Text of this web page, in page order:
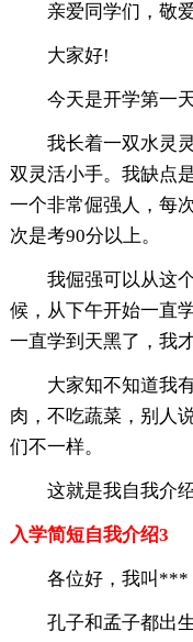
亲爱同学们，敬
大家好!
今天是开学第一
我长着一双水灵
双灵活小手。我缺点
一个非常倔强人，每
次是考90分以上。
我倔强可以从这
候，从下午开始一直
一直学到天黑了，我
大家知不知道我
肉，不吃蔬菜，别人
们不一样。
这就是我自我介
入学简短自我介绍3
各位好，我叫***
孔子和孟子都出